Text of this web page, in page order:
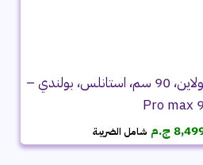
شفاط بلت ان مسطح تربولاين، 90 سم، استانلس، بولندي –
90
ج.م السعر
الحالي
شامل الضريبة